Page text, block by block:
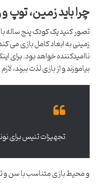
چرا باید زمین، توپ
تصور کنید یک کودک پنج ساله با
زمینی به ابعاد کامل بازی می
ناامیدکننده خواهد بود. برای
بیاموزند و از بازی لذت ببرند،
تجهیزات تنیس برای
و محیط بازی متناسب با سن و